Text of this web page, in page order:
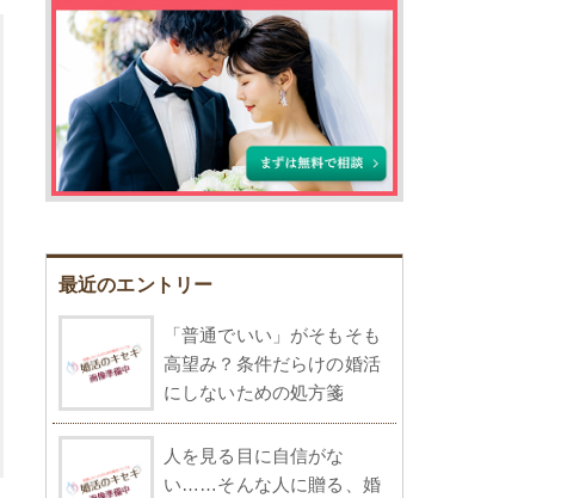
最近のエントリー
「普通でいい」がそもそも
高望み？条件だらけの婚活
にしないための処方箋
人を見る目に自信がな
い……そんな人に贈る、婚